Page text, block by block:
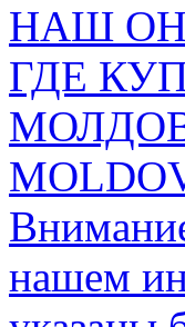
НАШ
ГДЕ
нашем